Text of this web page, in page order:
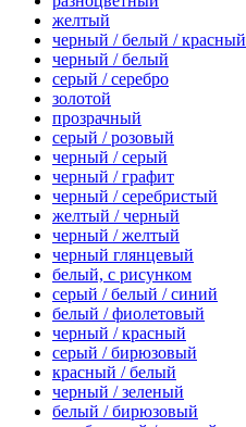
желтый
черный / белый / красный
черный / белый
серый / серебро
золотой
прозрачный
серый / розовый
черный / серый
черный / графит
черный / серебристый
желтый / черный
черный / желтый
черный глянцевый
белый, с рисунком
серый / белый / синий
белый / фиолетовый
черный / красный
серый / бирюзовый
красный / белый
черный / зеленый
белый / бирюзовый